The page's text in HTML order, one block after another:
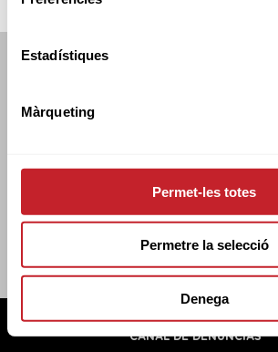
Estadístiques
Màrqueting
Permet-les totes
Permetre la selecció
Denega
C/TUSET 32, 8A
POLÍTICA DE COOKIES
POLÍTICA DE
CANAL DE DENUNCIAS